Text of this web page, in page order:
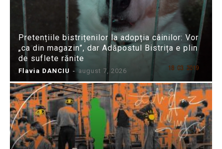
Pretențiile bistrițenilor la adopția câinilor: Vor
„ca din magazin”, dar Adăpostul Bistrița e plin
de suflete rănite
Flavia DANCIU - august 7, 2026